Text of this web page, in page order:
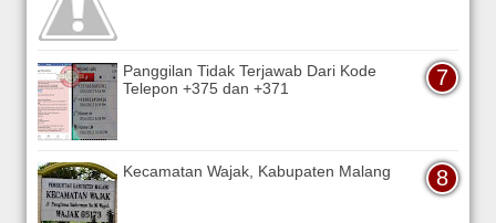
Panggilan Tidak Terjawab Dari Kode
Telepon +375 dan +371
Kecamatan Wajak, Kabupaten Malang